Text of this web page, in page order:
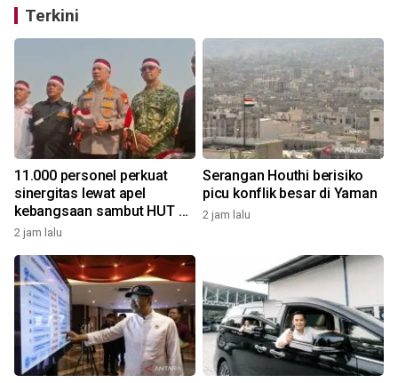
Terkini
11.000 personel perkuat
sinergitas lewat apel
kebangsaan sambut HUT RI
di kawasan Monas
2 jam lalu
Serangan Houthi berisiko
picu konflik besar di Yaman
2 jam lalu